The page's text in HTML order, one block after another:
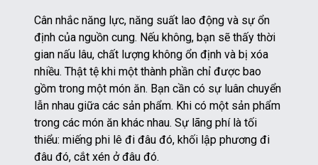
Cân nhắc năng lực, năng suất lao động và sự ổn
định của nguồn cung. Nếu không, bạn sẽ thấy thời
gian nấu lâu, chất lượng không ổn định và bị xóa
nhiều. Thật tệ khi một thành phần chỉ được bao
gồm trong một món ăn. Bạn cần có sự luân chuyển
lẫn nhau giữa các sản phẩm. Khi có một sản phẩm
trong các món ăn khác nhau. Sự lãng phí là tối
thiểu: miếng phi lê đi đâu đó, khối lập phương đi
đâu đó, cắt xén ở đâu đó.